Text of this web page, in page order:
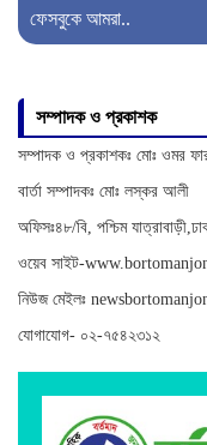
ফেসবুকে আমরা..
সম্পাদক ও প্রকাশক
সম্পাদক ও প্রকাশকঃ মোঃ ওমর
বার্তা সম্পাদকঃ মোঃ লস্কর আলী
অফিসঃ৪৮/বি, পশ্চিম
ওয়েব সাইট-
নিউজ মেইলঃ
যোগাযোগ- ০২-৭৫৪২৩১২